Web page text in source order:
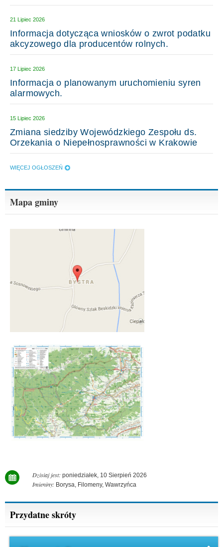
21 Lipiec 2026
Informacja dotycząca wniosków o zwrot podatku
akcyzowego dla producentów rolnych.
17 Lipiec 2026
Informacja o planowanym uruchomieniu syren
alarmowych.
15 Lipiec 2026
Zmiana siedziby Wojewódzkiego Zespołu ds.
Orzekania o Niepełnosprawności w Krakowie
WIĘCEJ OGŁOSZEŃ
Mapa gminy
Dzisiaj jest: poniedziałek, 10 Sierpień 2026
Imieniny: Borysa, Filomeny, Wawrzyńca
Przydatne skróty